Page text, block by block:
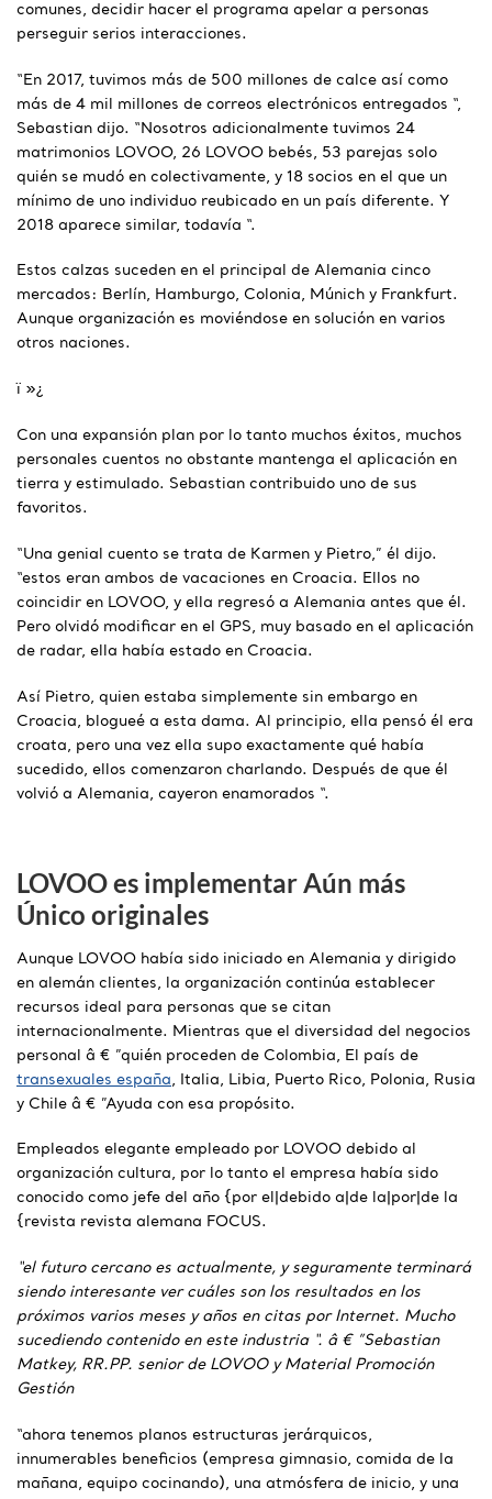
comunes, decidir hacer el programa apelar a personas
perseguir serios interacciones.
“En 2017, tuvimos más de 500 millones de calce así como
más de 4 mil millones de correos electrónicos entregados “,
Sebastian dijo. “Nosotros adicionalmente tuvimos 24
matrimonios LOVOO, 26 LOVOO bebés, 53 parejas solo
quién se mudó en colectivamente, y 18 socios en el que un
mínimo de uno individuo reubicado en un país diferente. Y
2018 aparece similar, todavía “.
Estos calzas suceden en el principal de Alemania cinco
mercados: Berlín, Hamburgo, Colonia, Múnich y Frankfurt.
Aunque organización es moviéndose en solución en varios
otros naciones.
ï »¿
Con una expansión plan por lo tanto muchos éxitos, muchos
personales cuentos no obstante mantenga el aplicación en
tierra y estimulado. Sebastian contribuido uno de sus
favoritos.
“Una genial cuento se trata de Karmen y Pietro,” él dijo.
“estos eran ambos de vacaciones en Croacia. Ellos no
coincidir en LOVOO, y ella regresó a Alemania antes que él.
Pero olvidó modificar en el GPS, muy basado en el aplicación
de radar, ella había estado en Croacia.
Así Pietro, quien estaba simplemente sin embargo en
Croacia, blogueé a esta dama. Al principio, ella pensó él era
croata, pero una vez ella supo exactamente qué había
sucedido, ellos comenzaron charlando. Después de que él
volvió a Alemania, cayeron enamorados “.
LOVOO es implementar Aún más
Único originales
Aunque LOVOO había sido iniciado en Alemania y dirigido
en alemán clientes, la organización continúa establecer
recursos ideal para personas que se citan
internacionalmente. Mientras que el diversidad del negocios
personal â € ”quién proceden de Colombia, El país de
transexuales españa , Italia, Libia, Puerto Rico, Polonia, Rusia
y Chile â € ”Ayuda con esa propósito.
Empleados elegante empleado por LOVOO debido al
organización cultura, por lo tanto el empresa había sido
conocido como jefe del año {por el|debido a|de la|por|de la
{revista revista alemana FOCUS.
“el futuro cercano es actualmente, y seguramente terminará
siendo interesante ver cuáles son los resultados en los
próximos varios meses y años en citas por Internet. Mucho
sucediendo contenido en este industria “. â € ”Sebastian
Matkey, RR.PP. senior de LOVOO y Material Promoción
Gestión
“ahora tenemos planos estructuras jerárquicos,
innumerables beneficios (empresa gimnasio, comida de la
mañana, equipo cocinando), una atmósfera de inicio, y una